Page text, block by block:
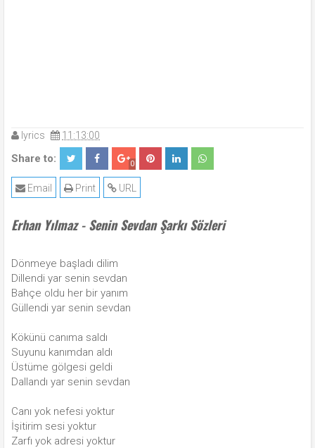
lyrics 11:13:00
Share to: 0
URL
Print
Email
Erhan Yılmaz - Senin Sevdan Şarkı Sözleri
Dönmeye başladı dilim
Dillendi yar senin sevdan
Bahçe oldu her bir yanım
Güllendi yar senin sevdan
Kökünü canıma saldı
Suyunu kanımdan aldı
Üstüme gölgesi geldi
Dallandı yar senin sevdan
Canı yok nefesi yoktur
İşitirim sesi yoktur
Zarfı yok adresi yoktur